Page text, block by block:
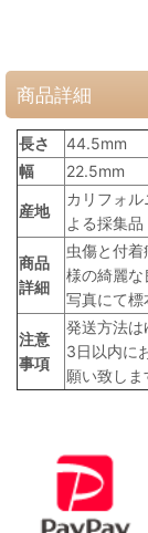
商品詳細
長さ
44.5mm
幅
22.5mm
産地
カリフォ
よる採集品
商品
詳細
虫傷と付
様の綺麗な
写真にて標
注意
事項
発送方法は
3日以内に
願い致しま